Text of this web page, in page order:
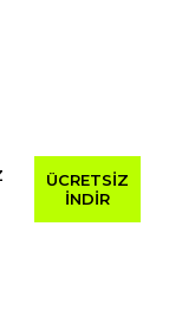
ÜCRETSİZ
İNDİR